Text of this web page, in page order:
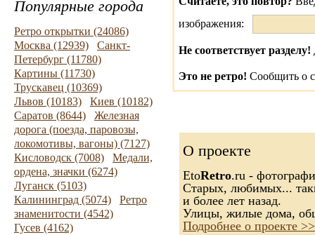
Популярные города
Ретро открытки (24086)
Москва (12939)
Санкт-
Петербург (11780)
Картины (11730)
Трускавец (10369)
Львов (10183)
Киев (10182)
Саратов (8644)
Железная
дорога (поезда, паровозы,
локомотивы, вагоны) (7127)
Кисловодск (7008)
Медали,
ордена, значки (6274)
Луганск (5103)
Калининград (5074)
Ретро
знаменитости (4542)
Гусев (4162)
изображения:
Не соответствует разделу!
Это не ретро! Сообщить о
О проекте
EtoRetro.ru -
Старых, любимых...
и более лет назад.
Улицы, жилые дома,
Подробнее о проекте >>